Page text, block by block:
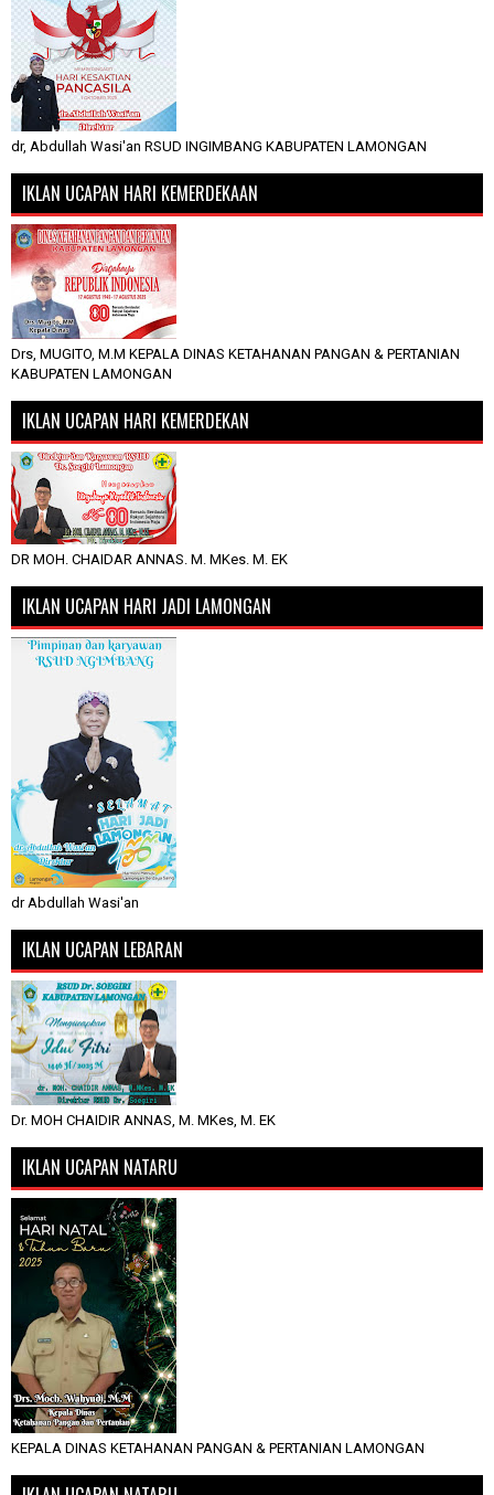
dr, Abdullah Wasi'an RSUD INGIMBANG KABUPATEN LAMONGAN
IKLAN UCAPAN HARI KEMERDEKAAN
Drs, MUGITO, M.M KEPALA DINAS KETAHANAN PANGAN & PERTANIAN
KABUPATEN LAMONGAN
IKLAN UCAPAN HARI KEMERDEKAN
DR MOH. CHAIDAR ANNAS. M. MKes. M. EK
IKLAN UCAPAN HARI JADI LAMONGAN
dr Abdullah Wasi'an
IKLAN UCAPAN LEBARAN
Dr. MOH CHAIDIR ANNAS, M. MKes, M. EK
IKLAN UCAPAN NATARU
KEPALA DINAS KETAHANAN PANGAN & PERTANIAN LAMONGAN